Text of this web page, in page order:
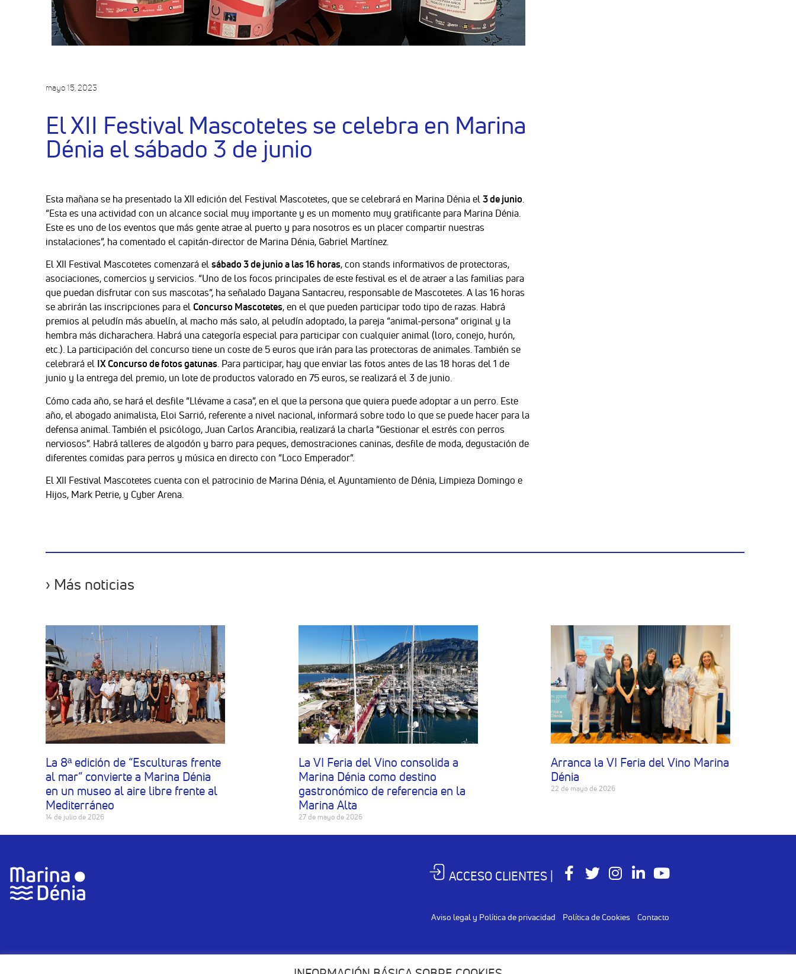
mayo 15, 2023
El XII Festival Mascotetes se celebra en Marina
Dénia el sábado 3 de junio
Esta mañana se ha presentado la XII edición del Festival Mascotetes, que se celebrará en Marina Dénia el3 de junio.
“Esta es una actividad con un alcance social muy importante y es un momento muy gratificante para Marina Dénia.
Este es uno de los eventos que más gente atrae al puerto y para nosotros es un placer compartir nuestras
instalaciones”, ha comentado el capitán-director de Marina Dénia, Gabriel Martínez.
El XII Festival Mascotetes comenzará elsábado 3 de junio a las 16 horas, con stands informativos de protectoras,
asociaciones, comercios y servicios. “Uno de los focos principales de este festival es el de atraer a las familias para
que puedan disfrutar con sus mascotas”, ha señalado Dayana Santacreu, responsable de Mascotetes. A las 16 horas
se abrirán las inscripciones para el Concurso Mascotetes, en el que pueden participar todo tipo de razas. Habrá
premios al peludín más abuelín, al macho más salo, al peludín adoptado, la pareja “animal-persona” original y la
hembra más dicharachera. Habrá una categoría especial para participar con cualquier animal (loro, conejo, hurón,
etc.). La participación del concurso tiene un coste de 5 euros que irán para las protectoras de animales. También se
celebrará el IX Concurso de fotos gatunas. Para participar, hay que enviar las fotos antes de las 18 horas del 1 de
junio y la entrega del premio, un lote de productos valorado en 75 euros, se realizará el 3 de junio.
Cómo cada año, se hará el desfile “Llévame a casa”, en el que la persona que quiera puede adoptar a un perro. Este
año, el abogado animalista, Eloi Sarrió, referente a nivel nacional, informará sobre todo lo que se puede hacer para la
defensa animal. También el psicólogo, Juan Carlos Arancibia, realizará la charla “Gestionar el estrés con perros
nerviosos”. Habrá talleres de algodón y barro para peques, demostraciones caninas, desfile de moda, degustación de
diferentes comidas para perros y música en directo con “Loco Emperador”.
El XII Festival Mascotetes cuenta con el patrocinio de Marina Dénia, el Ayuntamiento de Dénia, Limpieza Domingo e
Hijos, Mark Petrie, y Cyber Arena.
› Más noticias
La 8ª edición de “Esculturas frente
al mar” convierte a Marina Dénia
en un museo al aire libre frente al
Mediterráneo
14 de julio de 2026
La VI Feria del Vino consolida a
Marina Dénia como destino
gastronómico de referencia en la
Marina Alta
27 de mayo de 2026
Arranca la VI Feria del Vino Marina
Dénia
22 de mayo de 2026
ACCESO CLIENTES |
Aviso legal y Política de privacidad Política de Cookies Contacto